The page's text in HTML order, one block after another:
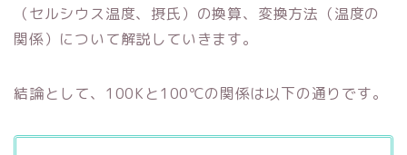
（セルシウス温度、摂氏）の換算、変換方法（温度の
関係）について解説していきます。
結論として、100Kと100℃の関係は以下の通りです。